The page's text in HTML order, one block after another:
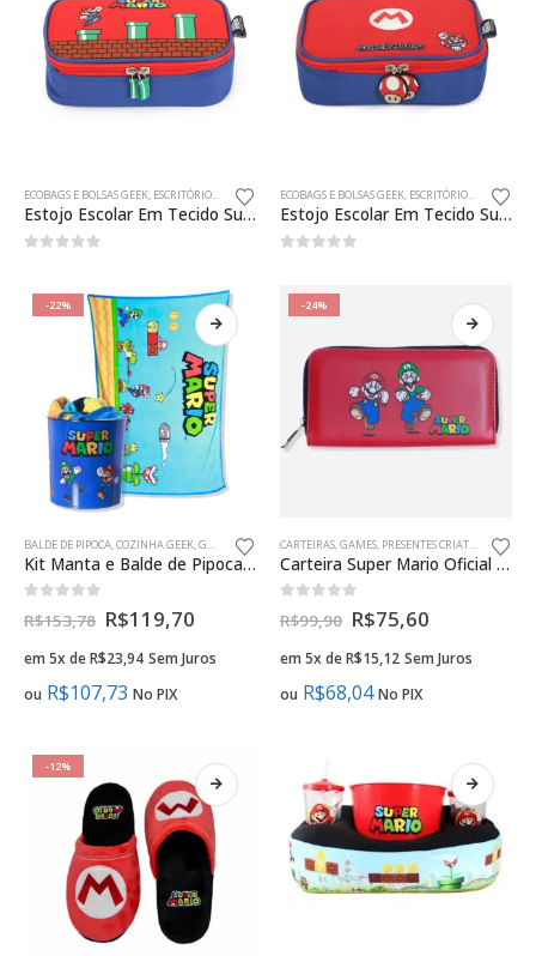
ECOBAGS E BOLSAS GEEK, ESCRITÓRIO,PAPELARIA E INFORMÁTICA
Estojo Escolar Em Tecido Super Mário Canos
ECOBAGS E BOLSAS GEEK, ESCRITÓRIO,PAPELARIA
Estojo Escolar Em Tecido Super Mario
-22%
BALDE DE PIPOCA,COZINHA GEEK,GAMES
Kit Manta e Balde de Pipoca 5L Oficial Super Mario
R$153,78 R$119,70
em 5x deR$23,94 Sem Juros
ou R$107,73 No PIX
-24%
CARTEIRAS,GAMES, PRESENTES CRIATIVOS MÃES GEEK
Carteira Super Mario Oficial Moda Geek
fora de 5
R$99,90 R$75,60
em 5x deR$15,12 Sem Juros
ou R$68,04 No PIX
-12%